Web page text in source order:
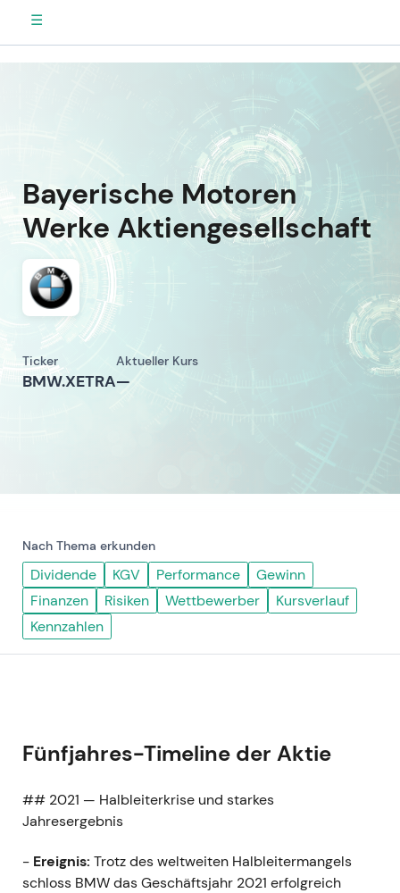
☰
Bayerische Motoren
Werke Aktiengesellschaft
Ticker
BMW.XETRA
Aktueller Kurs
—
Nach Thema erkunden
Dividende KGV Performance
Gewinn
Finanzen
Risiken Wettbewerber
Kursverlauf
Kennzahlen
Fünfjahres-Timeline der Aktie
## 2021 — Halbleiterkrise und starkes
Jahresergebnis
- Ereignis: Trotz des weltweiten Halbleitermangels
schloss BMW das Geschäftsjahr 2021 erfolgreich